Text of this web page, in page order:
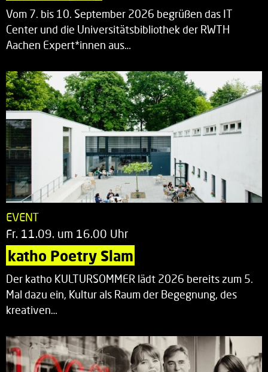
Vom 7. bis 10. September 2026 begrüßen das IT
Center und die Universitätsbibliothek der RWTH
Aachen Expert*innen aus…
EVENT
Fr. 11.09. um 16.00 Uhr
katho Poetry Slam
Der katho KULTURSOMMER lädt 2026 bereits zum 5.
Mal dazu ein, Kultur als Raum der Begegnung, des
kreativen…